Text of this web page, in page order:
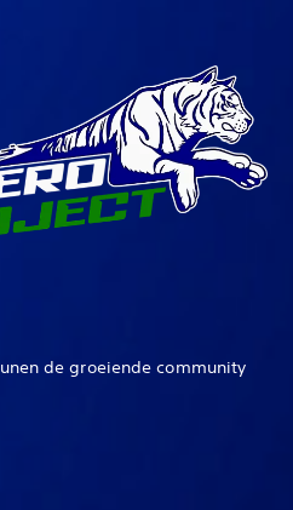
de groeiende community